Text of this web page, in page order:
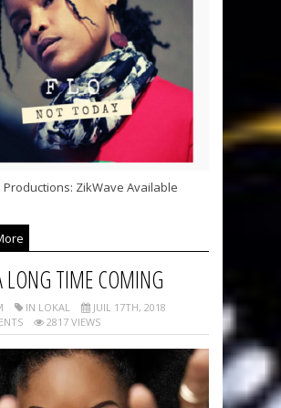
Productions: ZikWave Available
LONG TIME COMING
IN LOKAL
JUIL 17TH, 2018
2817 VIEWS